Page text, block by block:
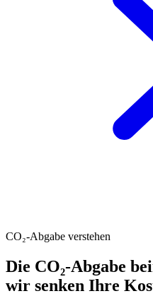
CO₂-Abgabe verstehen
Die CO₂-Abgabe
wir senken Ihre